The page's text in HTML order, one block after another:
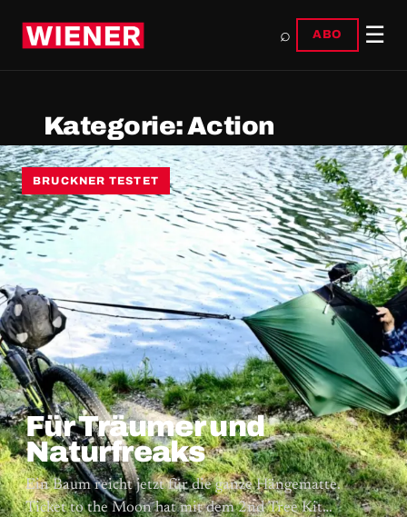
⌕ ABO ☰
Kategorie:Action
BRUCKNER TESTET
Für Träumer und
Naturfreaks
Ein Baum reicht jetzt für die ganze Hängematte.
Ticket to the Moon hat mit dem 2nd Tree Kit…